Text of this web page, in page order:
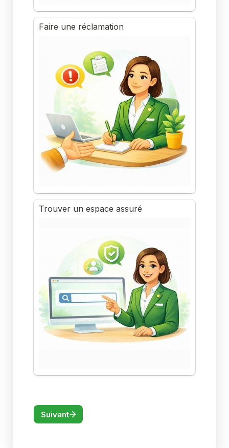
Faire une réclamation
Trouver un espace assuré
Suivant